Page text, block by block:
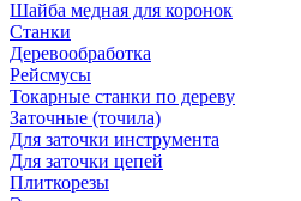
Шайба медная для коронок
Станки
Деревообработка
Рейсмусы
Токарные станки по дереву
Заточные (точила)
Для заточки инструмента
Для заточки цепей
Плиткорезы